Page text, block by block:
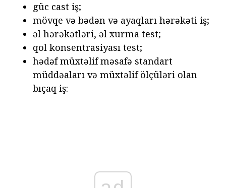
güc cast iş;
mövqe və bədən və ayaqları hərəkəti iş;
əl hərəkətləri, əl xurma test;
qol konsentrasiyası test;
hədəf müxtəlif məsafə standart
müddəaları və müxtəlif ölçüləri olan
bıçaq iş: